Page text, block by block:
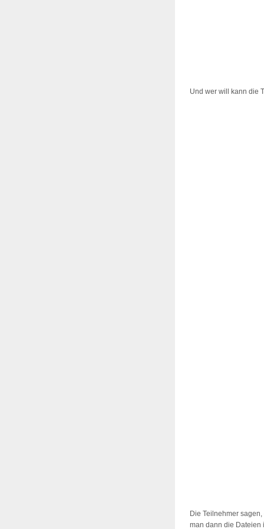
Und wer will kann die
Die Teilnehmer
man dann die Dateien